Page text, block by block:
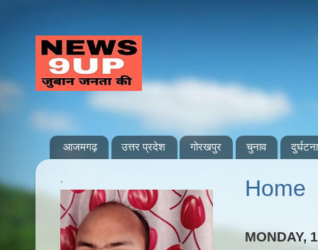
आजमगढ़ उत्तर प्रदेश गोरखपुर चुनाव दुर्घटना
Home
MONDAY,
.